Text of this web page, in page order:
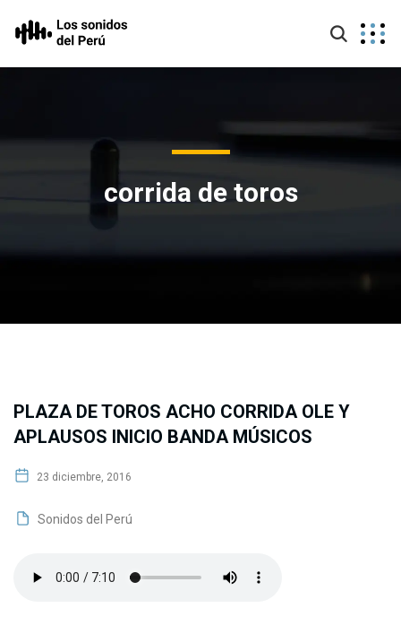
corrida de toros
PLAZA DE TOROS ACHO CORRIDA OLE Y
APLAUSOS INICIO BANDA MÚSICOS
23 diciembre, 2016
Sonidos del Perú